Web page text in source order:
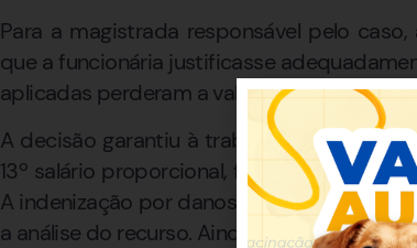
Para a magistrada responsável pelo
que a funcionária justificasse
aplicadas perderam a validade, levando à
A decisão garantiu à trabalhadora o
13º salário proporcional, férias
A indenização por danos morais, fixada
a análise do recurso. Ainda cabe recurso